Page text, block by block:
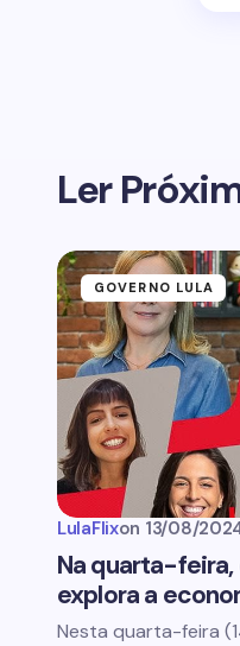
Ler
GOVERNO LULA
LulaFlixon 13/08/
Na quarta-feira,
explora a
Nesta quarta-feira